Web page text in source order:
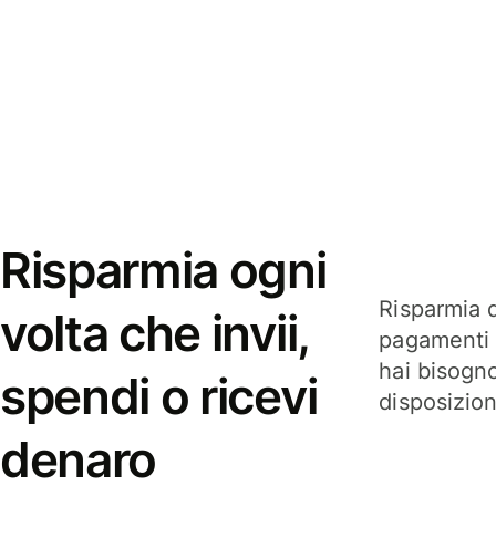
Risparmia ogni
volta che invii,
spendi o ricevi
denaro
Risparmia
hai